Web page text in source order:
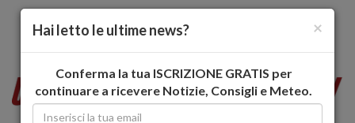
×
Hai letto le ultime news?
Conferma la tua ISCRIZIONE GRATIS per
continuare a ricevere Notizie, Consigli e Meteo.